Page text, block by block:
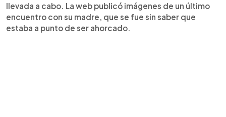
llevada a cabo. La web publicó imágenes de un último
encuentro con su madre, que se fue sin saber que
estaba a punto de ser ahorcado.